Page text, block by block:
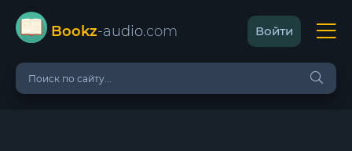
Bookz-audio.com Войти